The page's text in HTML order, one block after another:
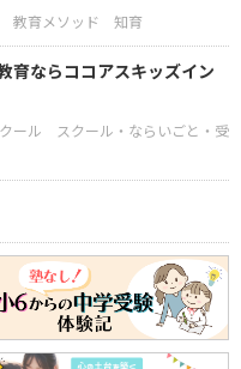
教育メソッド 知育
育ならココアスキッズイン
ール
スクール・ならいごと・受